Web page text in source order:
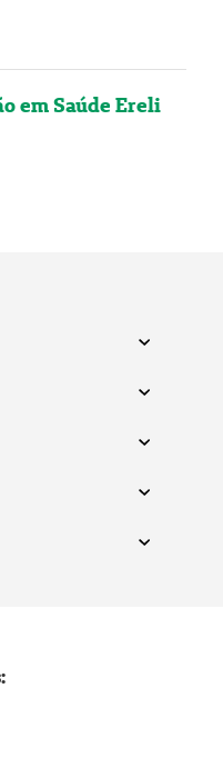
em Saúde Ereli